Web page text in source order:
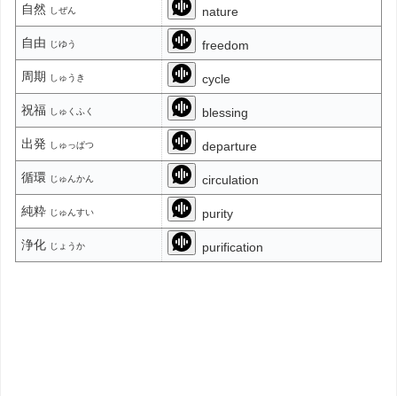
自然 しぜん nature
自由 じゆう freedom
周期 しゅうき cycle
祝福 しゅくふく blessing
出発 しゅっぱつ departure
循環 じゅんかん circulation
純粋 じゅんすい purity
浄化 じょうか purification